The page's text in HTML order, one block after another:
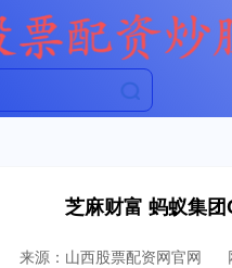
芝麻财富 蚂蚁集
来源：山西股票配资网官网